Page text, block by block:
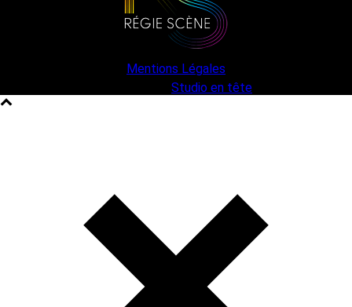
Mentions Légales
Studio en tête